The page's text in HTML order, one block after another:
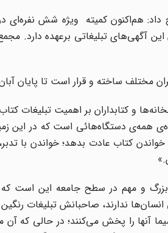
داد: هم‌اکنون کمیته ‌ ویژه شش نفره‌ای
آگهی‌های تبلیغاتی برعهده دارد. مجمع
مختلف ساخته و قرار است تا پایان
دیدار با مسئولان کتابخانه‌ها و کتابداران بر
همه‌ى دستگاه‌هائى است که در این
خواندن کتاب عادت بدهد؛ خواندن با
و مهم در سطح جامعه این است که
انسان‌ها ندارند، صاحبانش تبلیغات
آنها را پخش می‌کنند؛ در حالى که